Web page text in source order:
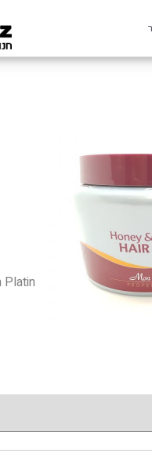
Platin